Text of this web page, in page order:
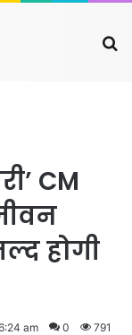
CM
होगी
am 0 791